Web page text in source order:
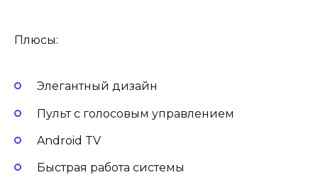
Плюсы:
Элегантный дизайн
Пульт с голосовым управлением
Android TV
Быстрая работа системы